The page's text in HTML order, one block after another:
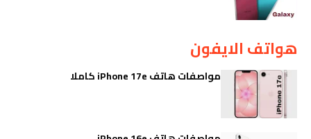
هواتف الايفون
مواصفات هاتف iPhone 17e كاملا